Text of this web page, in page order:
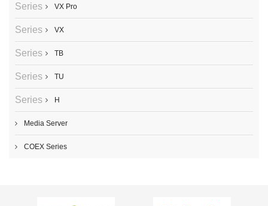
VX Pro
Series
VX
Series
TB
Series
TU
Series
H
Series
Media Server
COEX Series